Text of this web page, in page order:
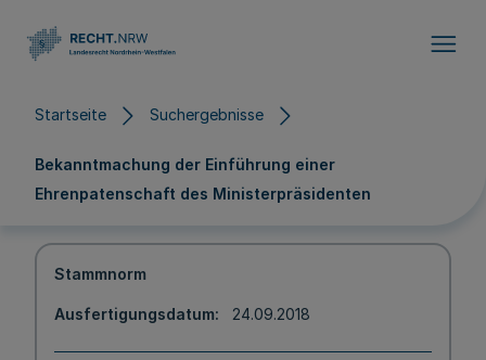
Startseite Suchergebnisse
Bekanntmachung der Einführung einer
Ehrenpatenschaft des Ministerpräsidenten
Stammnorm
Ausfertigungsdatum 24.09.2018